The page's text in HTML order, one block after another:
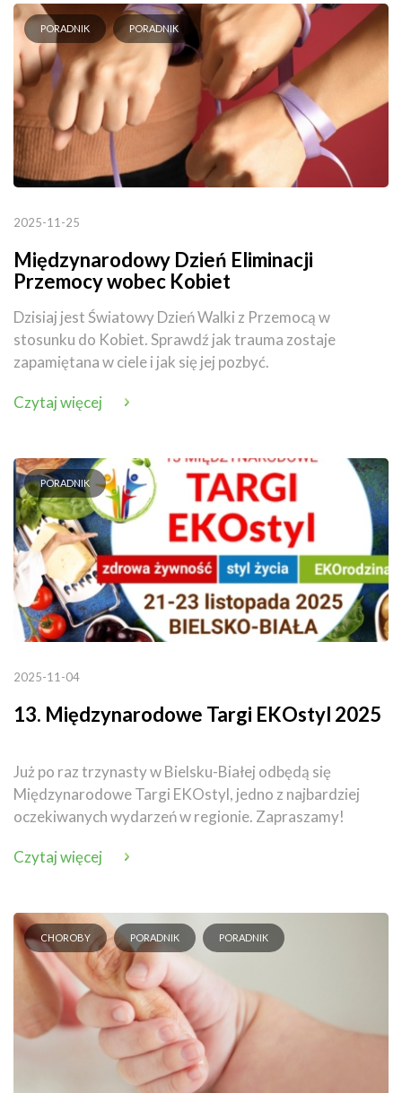
PORADNIK PORADNIK
2025-11-25
Międzynarodowy Dzień Eliminacji
Przemocy wobec Kobiet
Dzisiaj jest Światowy Dzień Walki z Przemocą w
stosunku do Kobiet. Sprawdź jak trauma zostaje
zapamiętana w ciele i jak się jej pozbyć.
Czytaj więcej
PORADNIK
2025-11-04
13. Międzynarodowe Targi EKOstyl 2025
Już po raz trzynasty w Bielsku-Białej odbędą się
Międzynarodowe Targi EKOstyl, jedno z najbardziej
oczekiwanych wydarzeń w regionie. Zapraszamy!
Czytaj więcej
CHOROBY PORADNIK PORADNIK